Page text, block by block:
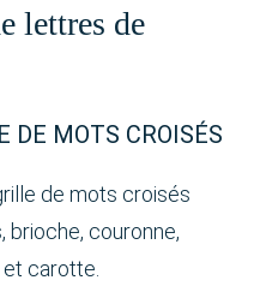
lettres de
DE MOTS CROISÉS
de mots croisés
brioche, couronne,
carotte.